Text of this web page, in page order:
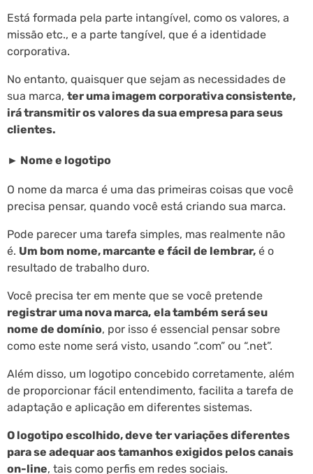
Está formada pela parte intangível, como os valores, a
missão etc., e a parte tangível, que é a identidade
corporativa.
No entanto, quaisquer que sejam as necessidades de
sua marca, ter uma imagem corporativa consistente,
irá transmitir os valores da sua empresa para seus
clientes.
► Nome e logotipo
O nome da marca é uma das primeiras coisas que você
precisa pensar, quando você está criando sua marca.
Pode parecer uma tarefa simples, mas realmente não
é. Um bom nome, marcante e fácil de lembrar, é o
resultado de trabalho duro.
Você precisa ter em mente que se você pretende
registrar uma nova marca, ela também será seu
nome de domínio, por isso é essencial pensar sobre
como este nome será visto, usando “.com” ou “.net”.
Além disso, um logotipo concebido corretamente, além
de proporcionar fácil entendimento, facilita a tarefa de
adaptação e aplicação em diferentes sistemas.
O logotipo escolhido, deve ter variações diferentes
para se adequar aos tamanhos exigidos pelos canais
on-line, tais como perfis em redes sociais.